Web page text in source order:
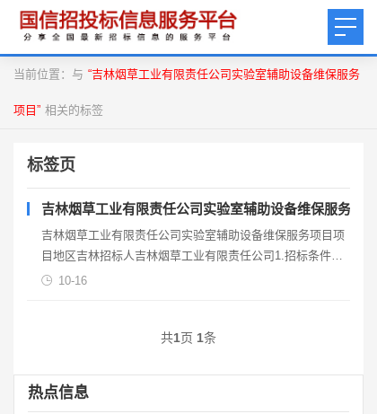
当前位置：与 “吉林烟草工业有限责任公司实验室辅助设备维保服务
项目” 相关的标签
标签页
吉林烟草工业有限责任公司实验室辅助设备维保服务项目
吉林烟草工业有限责任公司实验室辅助设备维保服务项目项
目地区吉林招标人吉林烟草工业有限责任公司1.招标条件本
招标项目吉林烟草工业有限责任公司实验室辅助设备维保服
10-16
共1页 1条
热点信息